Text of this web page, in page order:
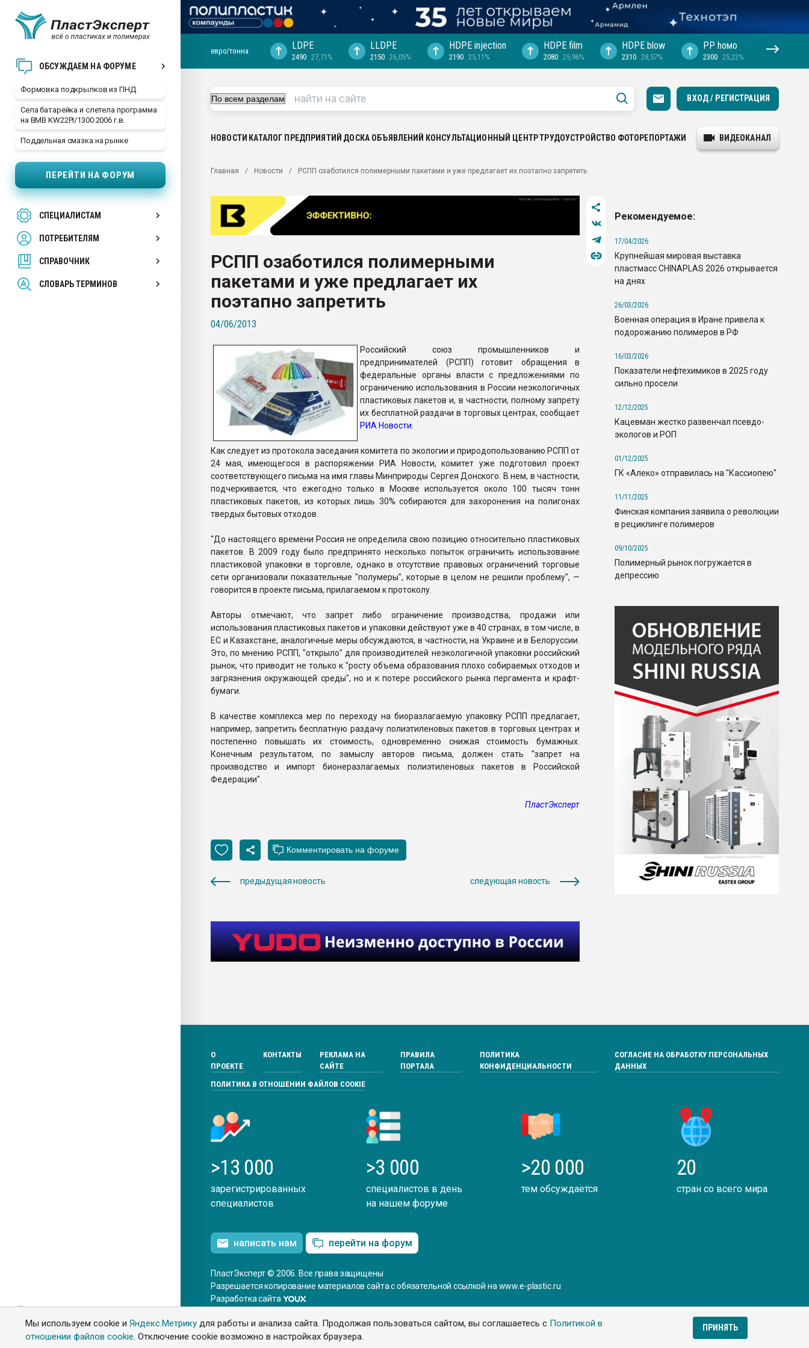
Мы используем cookie иЯндекс.Метрику для работы и анализа сайта. Продолжая пользоваться сайтом, вы соглашаетесь с Политикой в
отношении файлов cookie. Отключение cookie возможно в настройках браузера.
ПРИНЯТЬ
ОБСУЖДАЕМ НА ФОРУМЕ
Формовка подкрылков из ПНД
Села батарейка и слетела программа
на BMB KW22PI/1300 2006 г.в.
Поддельная смазка на рынке
ПЕРЕЙТИ НА ФОРУМ
СПЕЦИАЛИСТАМ
ПОТРЕБИТЕЛЯМ
СПРАВОЧНИК
СЛОВАРЬ ТЕРМИНОВ
29.07.2026 ФРП помог "Ижевскому
Вакуум-формовочные машины:
28.07.2026 Автоматизация выходит на
первый план в переработке
пластмасс
ситуацией на строительном рынке
Всё, что касается выдува ПЭТ
бутылок
ПЕРЕЙТИ НА ФОРУМ
евро/тонна LDPE
2490 27,71%
LLDPE
2150 26,05%
HDPE injection
2190 25,11%
HDPE film
2080 25,96%
HDPE blow
2310 28,57%
PP hомо
2300 25,22%
ВХОД / РЕГИСТРАЦИЯ
НОВОСТИ КАТАЛОГ ПРЕДПРИЯТИЙ ДОСКА ОБЪЯВЛЕНИЙ КОНСУЛЬТАЦИОННЫЙ ЦЕНТРТРУДОУСТРОЙСТВО ФОТОРЕПОРТАЖИ ВИДЕОКАНАЛ
Главная Новости РСПП озаботился полимерными пакетами и уже предлагает их поэтапно запретить
РСПП озаботился полимерными
пакетами и уже предлагает их
поэтапно запретить
04/06/2013
Российский союз промышленников и
предпринимателей (РСПП) готовит обращения в
федеральные органы власти с предложениями по
ограничению использования в России неэкологичных
пластиковых пакетов и, в частности, полному запрету
их бесплатной раздачи в торговых центрах, сообщает
РИА Новости.
Как следует из протокола заседания комитета по экологии и природопользованию РСПП от
24 мая, имеющегося в распоряжении РИА Новости, комитет уже подготовил проект
соответствующего письма на имя главы Минприроды Сергея Донского. В нем, в частности,
подчеркивается, что ежегодно только в Москве используется около 100 тысяч тонн
пластиковых пакетов, из которых лишь 30% собираются для захоронения на полигонах
твердых бытовых отходов.
"До настоящего времени Россия не определила свою позицию относительно пластиковых
пакетов. В 2009 году было предпринято несколько попыток ограничить использование
пластиковой упаковки в торговле, однако в отсутствие правовых ограничений торговые
сети организовали показательные "полумеры", которые в целом не решили проблему", —
говорится в проекте письма, прилагаемом к протоколу.
Авторы отмечают, что запрет либо ограничение производства, продажи или
использования пластиковых пакетов и упаковки действуют уже в 40 странах, в том числе, в
ЕС и Казахстане, аналогичные меры обсуждаются, в частности, на Украине и в Белоруссии.
Это, по мнению РСПП, "открыло" для производителей неэкологичной упаковки российский
рынок, что приводит не только к "росту объема образования плохо собираемых отходов и
загрязнения окружающей среды", но и к потере российского рынка пергамента и крафт-
бумаги.
В качестве комплекса мер по переходу на биоразлагаемую упаковку РСПП предлагает,
например, запретить бесплатную раздачу полиэтиленовых пакетов в торговых центрах и
постепенно повышать их стоимость, одновременно снижая стоимость бумажных.
Конечным результатом, по замыслу авторов письма, должен стать "запрет на
производство и импорт бионеразлагаемых полиэтиленовых пакетов в Российской
Федерации".
ПластЭксперт
предыдущая новость следующая новость
Рекомендуемое:
17/04/2026
Крупнейшая мировая выставка
пластмасс CHINAPLAS 2026 открывается
на днях
26/03/2026
Военная операция в Иране привела к
подорожанию полимеров в РФ
16/03/2026
Показатели нефтехимиков в 2025 году
сильно просели
12/12/2025
Кацевман жестко развенчал псевдо-
экологов и РОП
01/12/2025
ГК «Алеко» отправилась на "Кассиопею"
11/11/2025
Финская компания заявила о революции
в рециклинге полимеров
09/10/2025
Полимерный рынок погружается в
депрессию
О
ПРОЕКТЕ
КОНТАКТЫ
РЕКЛАМА НА
САЙТЕ
ПРАВИЛА
ПОРТАЛА
ПОЛИТИКА
КОНФИДЕНЦИАЛЬНОСТИ
СОГЛАСИЕ НА ОБРАБОТКУ ПЕРСОНАЛЬНЫХ
ДАННЫХ
ПОЛИТИКА В ОТНОШЕНИИ ФАЙЛОВ COOKIE
>13 000
зарегистрированных
специалистов
>3 000
специалистов в день
на нашем форуме
>20 000
тем обсуждается
20
стран со всего мира
написать нам перейти на форум
ПластЭксперт © 2006. Все права защищены
Разрешается копирование материалов сайта с обязательной ссылкой на www.e-plastic.ru
Разработка сайта